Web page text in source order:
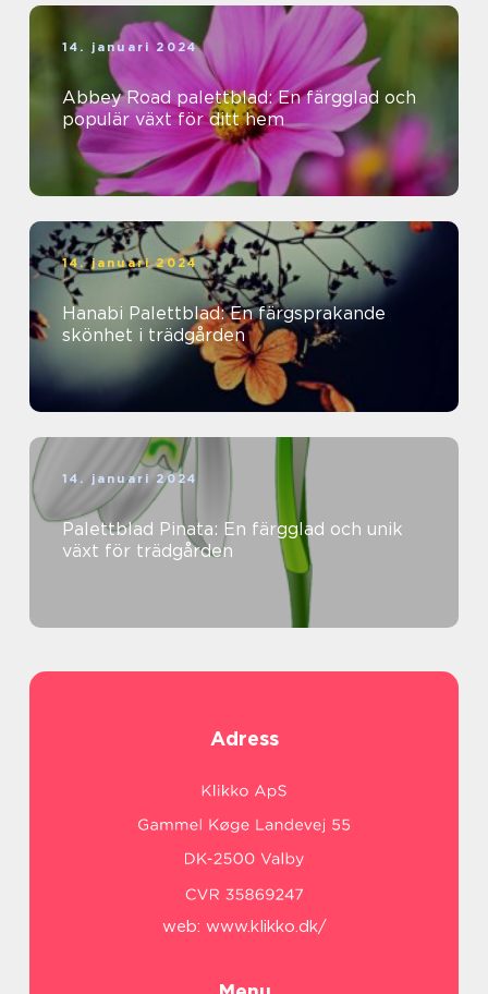
14. januari 2024
Abbey Road palettblad: En färgglad och
populär växt för ditt hem
14. januari 2024
Hanabi Palettblad: En färgsprakande
skönhet i trädgården
14. januari 2024
Palettblad Pinata: En färgglad och unik
växt för trädgården
Adress
web: www.klikko.dk/